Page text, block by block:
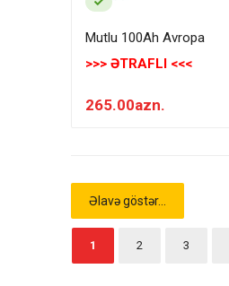
Mutlu 100Ah Avropa
>>> ƏTRAFLI <<<
265.00azn.
Əlavə göstər...
1 2 3